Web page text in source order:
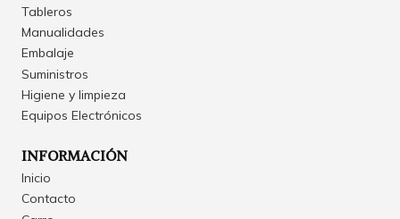
Tableros
Manualidades
Embalaje
Suministros
Higiene y limpieza
Equipos Electrónicos
INFORMACIÓN
Inicio
Contacto